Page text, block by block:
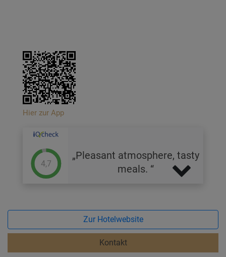
Hier zur App
4,7
Pleasant atmosphere, tasty
meals.
Zur Hotelwebsite
Kontakt